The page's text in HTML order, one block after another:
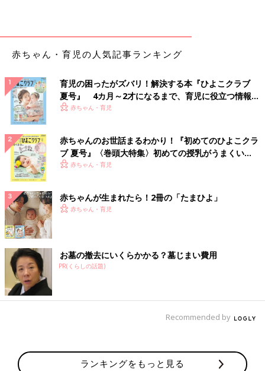
赤ちゃん・育児の人気記事ランキング
育児の困ったがズバリ！解決する本『ひよこクラブ
夏号』 4カ月～2才になるまで、育児に役立つ情報が
いっぱい！
赤ちゃん・育児
赤ちゃんのお世話まるわかり！『初めてのひよこクラ
ブ 夏号』〈巻頭大特集〉初めての授乳がうまくい
く！ おっぱい・ミルクの基本と夏のトラブル 解決テ
赤ちゃん・育児
赤ちゃんが生まれたら！2冊の「たまひよ」
赤ちゃん・育児
お墓の撤去にいくらかかる？墓じまい費用
PR(くらしの話題)
Recommended by
ランキングをもっと見る